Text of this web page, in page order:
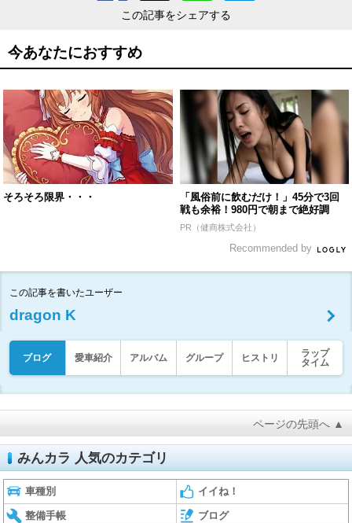
この記事をシェアする
今あなたにおすすめ
そろそろ限界・・・
「風俗前に飲むだけ！」45分で3回
戦も余裕！980円で朝まで絶好調
PR（健商株式会社）
Recommended by
この記事を書いたユーザー
dragon K
ブログ 愛車紹介 アルバム グループ ヒストリ
ラップ
タイム
ページの先頭へ ▲
みんカラ 人気のカテゴリ
車種別 イイね！
整備手帳 ブログ